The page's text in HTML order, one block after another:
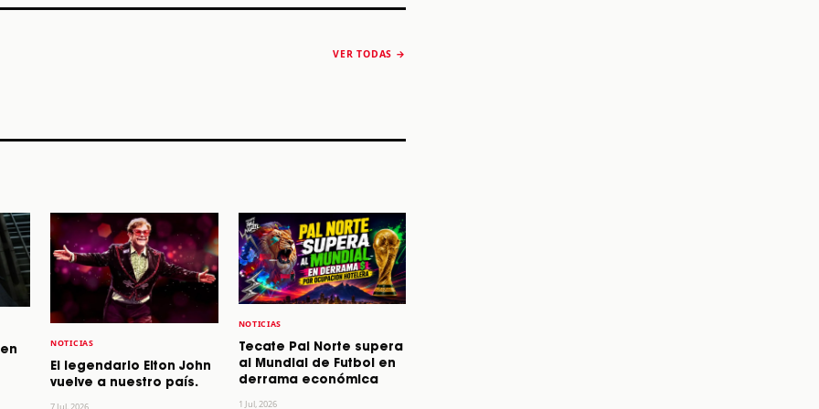
VER TODAS →
NOTICIAS
El legendario Elton John
vuelve a nuestro país.
NOTICIAS
Tecate Pal Norte supera
al Mundial de Futbol en
derrama económica
1 Jul, 2026